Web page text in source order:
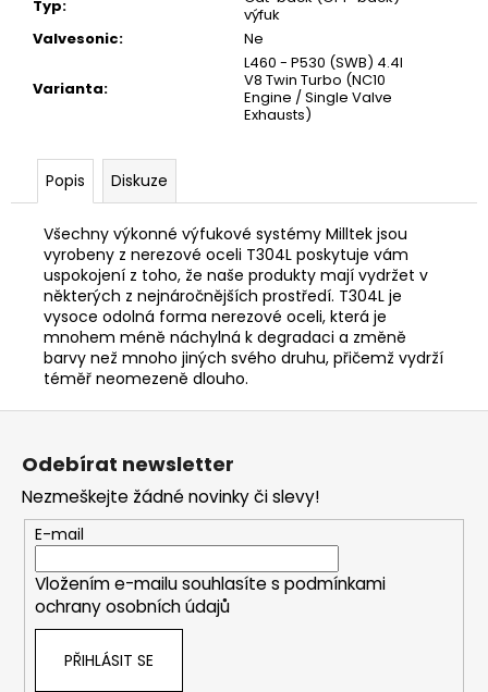
Typ:
výfuk
Valvesonic: Ne
Varianta:
L460 - P530 (SWB) 4.4l
V8 Twin Turbo (NC10
Engine / Single Valve
Exhausts)
Popis Diskuze
Všechny výkonné výfukové systémy Milltek jsou
vyrobeny z nerezové oceli T304L poskytuje vám
uspokojení z toho, že naše produkty mají vydržet v
některých z nejnáročnějších prostředí. T304L je
vysoce odolná forma nerezové oceli, která je
mnohem méně náchylná k degradaci a změně
barvy než mnoho jiných svého druhu, přičemž vydrží
téměř neomezeně dlouho.
Z
Odebírat newsletter
Nezmeškejte žádné novinky či slevy!
E-mail
Vložením e-mailu souhlasíte s podmínkami
ochrany osobních údajů
PŘIHLÁSIT SE